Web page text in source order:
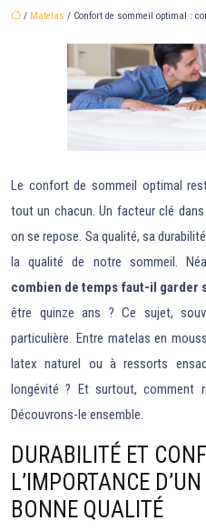
/ Matelas / Confort de sommeil optimal :
Le confort de sommeil optimal
tout un chacun. Un facteur clé
on se repose. Sa qualité, sa
la qualité de notre sommeil.
combien de temps faut-il garder
être quinze ans ? Ce sujet,
particulière. Entre matelas en
latex naturel ou à ressorts
longévité ? Et surtout, comment
Découvrons-le ensemble.
DURABILITÉ ET
L’IMPORTANCE
BONNE QUALITÉ